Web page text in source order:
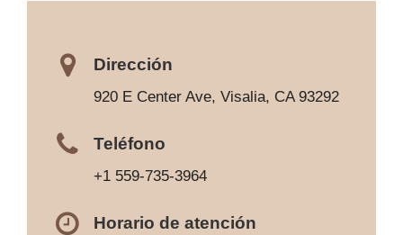
Dirección
920 E Center Ave, Visalia, CA 93292
Teléfono
+1 559-735-3964
Horario de atención